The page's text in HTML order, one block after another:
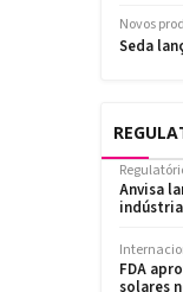
Anvisa
FDA
solares